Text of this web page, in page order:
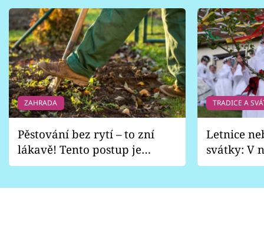
ZAHRADA
Pěstování bez rytí – to zní
lákavě! Tento postup je
vhodný jen pro některé
TRADICE A
Letnice
svátky: V
pondělí